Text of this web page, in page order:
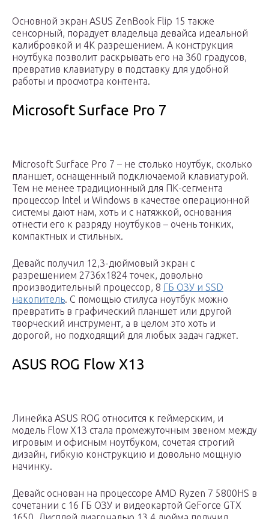
Основной экран ASUS ZenBook Flip 15 также
сенсорный, порадует владельца девайса идеальной
калибровкой и 4K разрешением. А конструкция
ноутбука позволит раскрывать его на 360 градусов,
превратив клавиатуру в подставку для удобной
работы и просмотра контента.
Microsoft Surface Pro 7
Microsoft Surface Pro 7 – не столько ноутбук, сколько
планшет, оснащенный подключаемой клавиатурой.
Тем не менее традиционный для ПК-сегмента
процессор Intel и Windows в качестве операционной
системы дают нам, хоть и с натяжкой, основания
отнести его к разряду ноутбуков – очень тонких,
компактных и стильных.
Девайс получил 12,3-дюймовый экран с
разрешением 2736х1824 точек, довольно
производительный процессор, 8 ГБ ОЗУ и SSD
накопитель. С помощью стилуса ноутбук можно
превратить в графический планшет или другой
творческий инструмент, а в целом это хоть и
дорогой, но подходящий для любых задач гаджет.
ASUS ROG Flow X13
Линейка ASUS ROG относится к геймерским, и
модель Flow X13 стала промежуточным звеном между
игровым и офисным ноутбуком, сочетая строгий
дизайн, гибкую конструкцию и довольно мощную
начинку.
Девайс основан на процессоре AMD Ryzen 7 5800HS в
сочетании с 16 ГБ ОЗУ и видеокартой GeForce GTX